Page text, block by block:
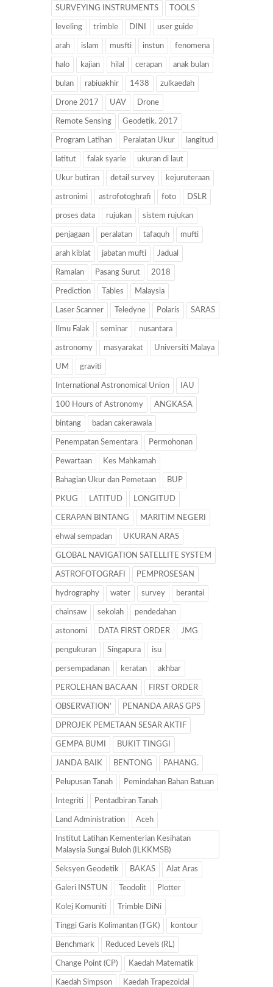
SURVEYING INSTRUMENTS TOOLS
leveling trimble DINI user guide
arah islam musfti instun fenomena
halo kajian hilal cerapan anak bulan
bulan rabiuakhir 1438 zulkaedah
Drone 2017 UAV Drone
Remote Sensing Geodetik. 2017
Program Latihan Peralatan Ukur langitud
latitut falak syarie ukuran di laut
Ukur butiran detail survey kejuruteraan
astronimi astrofotoghrafi foto DSLR
proses data rujukan sistem rujukan
penjagaan peralatan tafaquh mufti
arah kiblat jabatan mufti Jadual
Ramalan Pasang Surut 2018
Prediction Tables Malaysia
Laser Scanner Teledyne Polaris SARAS
Ilmu Falak seminar nusantara
astronomy masyarakat Universiti Malaya
UM graviti
International Astronomical Union IAU
100 Hours of Astronomy ANGKASA
bintang badan cakerawala
Penempatan Sementara Permohonan
Pewartaan Kes Mahkamah
Bahagian Ukur dan Pemetaan BUP
PKUG LATITUD LONGITUD
CERAPAN BINTANG MARITIM NEGERI
ehwal sempadan UKURAN ARAS
GLOBAL NAVIGATION SATELLITE SYSTEM
ASTROFOTOGRAFI PEMPROSESAN
hydrography water survey berantai
chainsaw sekolah pendedahan
astonomi DATA FIRST ORDER JMG
pengukuran Singapura isu
persempadanan keratan akhbar
PEROLEHAN BACAAN FIRST ORDER
OBSERVATION’ PENANDA ARAS GPS
DPROJEK PEMETAAN SESAR AKTIF
GEMPA BUMI BUKIT TINGGI
JANDA BAIK BENTONG PAHANG.
Pelupusan Tanah Pemindahan Bahan Batuan
Integriti Pentadbiran Tanah
Land Administration Aceh
Institut Latihan Kementerian Kesihatan
Malaysia Sungai Buloh (ILKKMSB)
Seksyen Geodetik BAKAS Alat Aras
Galeri INSTUN Teodolit Plotter
Kolej Komuniti Trimble DiNi
Tinggi Garis Kolimantan (TGK) kontour
Benchmark Reduced Levels (RL)
Change Point (CP) Kaedah Matematik
Kaedah Simpson Kaedah Trapezoidal